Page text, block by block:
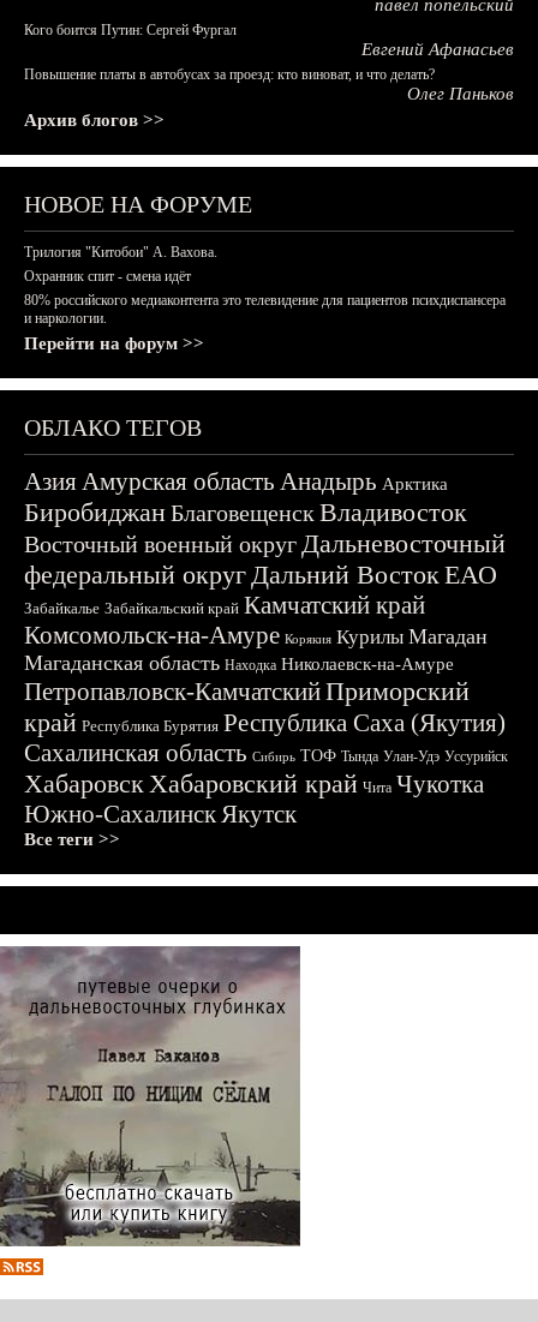
павел попельский
Кого боится Путин: Сергей Фургал
Евгений Афанасьев
Повышение платы в автобусах за проезд: кто виноват, и что делать?
Олег Паньков
Архив блогов >>
НОВОЕ НА ФОРУМЕ
Трилогия "Китобои" А. Вахова.
Охранник спит - смена идёт
80% российского медиаконтента это телевидение для пациентов психдиспансера
и наркологии.
Перейти на форум >>
ОБЛАКО ТЕГОВ
АзияАмурская область Анадырь Арктика
БиробиджанБлаговещенскВладивосток
Восточный военный округДальневосточный
федеральный округДальний ВостокЕАО
Забайкалье Забайкальский край Камчатский край
Комсомольск-на-Амуре Корякия Курилы Магадан
Магаданская область Находка Николаевск-на-Амуре
Петропавловск-КамчатскийПриморский
край Республика Бурятия Республика Саха (Якутия)
Сахалинская область Сибирь ТОФ Тында Улан-Удэ Уссурийск
ХабаровскХабаровский край Чита Чукотка
Южно-СахалинскЯкутск
Все теги >>